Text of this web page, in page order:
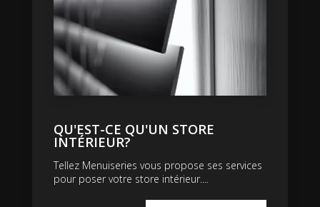
QU'EST-CE QU'UN STORE
INTÉRIEUR?
Tellez Menuiseries vous propose ses services
pour poser votre store intérieur....